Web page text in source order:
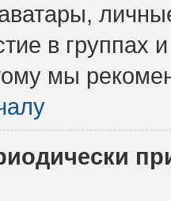
в группах
мы